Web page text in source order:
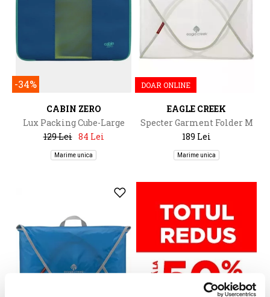
-34%
CABIN ZERO
Lux Packing Cube-Large
129 Lei 84 Lei
Marime unica
DOAR ONLINE
EAGLE CREEK
Specter Garment Folder M
189 Lei
Marime unica